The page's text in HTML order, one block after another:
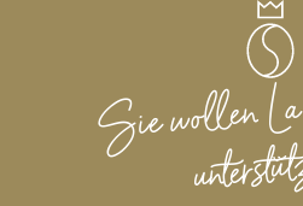
Sie wollen